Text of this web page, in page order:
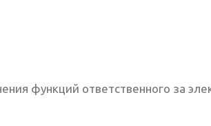
функций ответственного за